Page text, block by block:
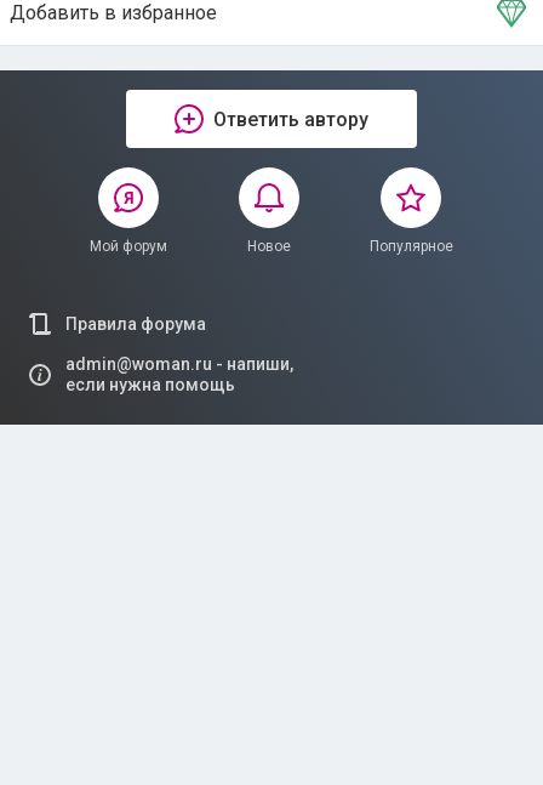
Добавить в избранное
Тема в избранном
Ответить автору
Мой форум Новое Популярное
Правила форума
admin@woman.ru - напиши,
если нужна помощь